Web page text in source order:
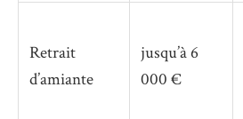
Retrait
d’amiante
jusqu’à 6
000 €